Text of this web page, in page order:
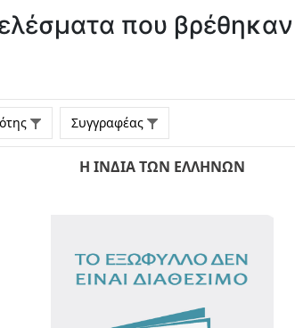
που
Συγγραφέας
Η ΙΝΔΙΑ ΤΩΝ ΕΛΛΗΝΩΝ